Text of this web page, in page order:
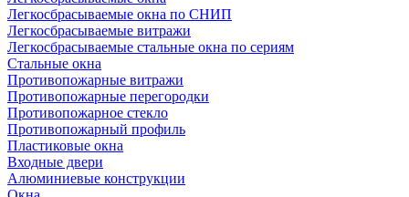
Легкосбрасываемые окна по СНИП
Легкосбрасываемые витражи
Легкосбрасываемые стальные окна по сериям
Стальные окна
Противопожарные витражи
Противопожарные перегородки
Противопожарное стекло
Противопожарный профиль
Пластиковые окна
Входные двери
Алюминиевые конструкции